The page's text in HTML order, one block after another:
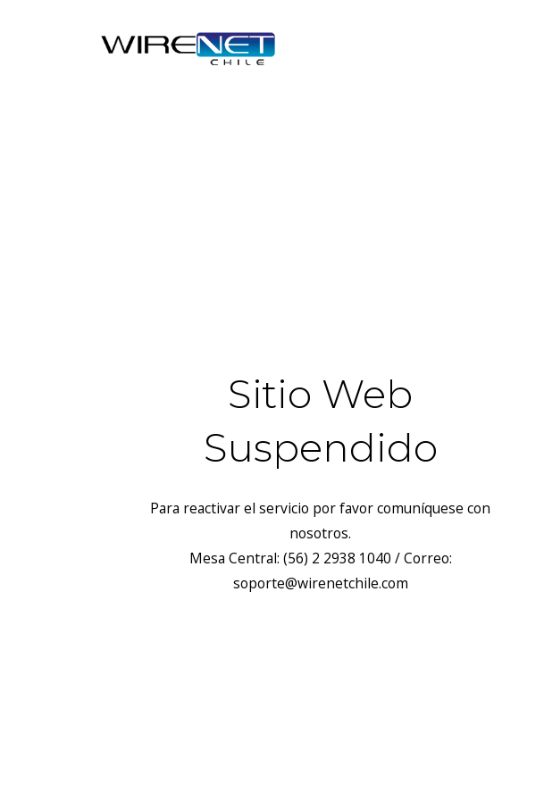
Sitio Web
Suspendido
Para reactivar el servicio por favor comuníquese con
nosotros.
Mesa Central: (56) 2 2938 1040 / Correo:
soporte@wirenetchile.com